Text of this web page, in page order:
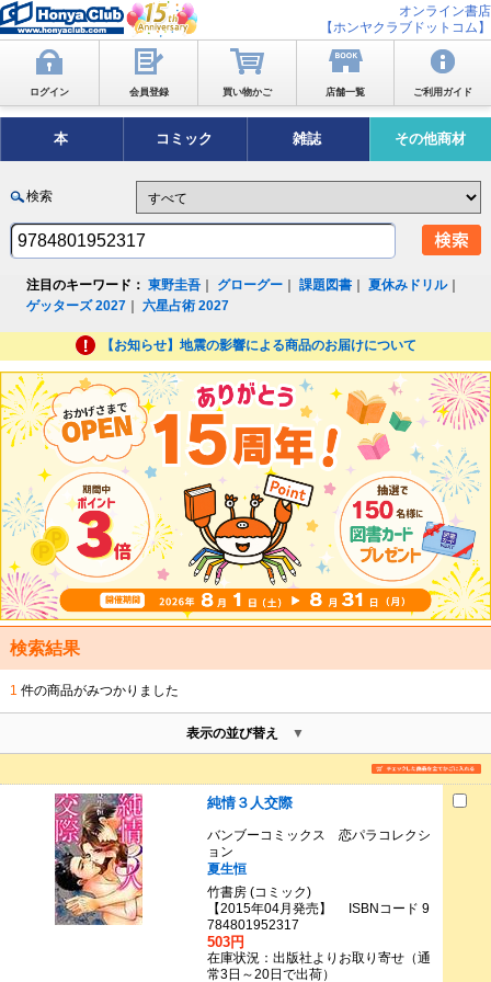
オンライン書店
【ホンヤクラブドットコム】
ログイン 会員登録 買い物かご 店舗一覧 ご利用ガイド
本 コミック 雑誌 その他商材
検索
注目のキーワード： 東野圭吾 グローグー ｜課題図書 ｜夏休みドリル｜
ゲッターズ 2027 ｜六星占術 2027
【お知らせ】地震の影響による商品のお届けについて
検索結果
1 件の商品がみつかりました
表示の並び替え
純情３人交際
バンブーコミックス 恋パラコレクシ
ョン
夏生恒
竹書房 (コミック)
【2015年04月発売】 ISBNコード 9
784801952317
503円
在庫状況：出版社よりお取り寄せ（通
常3日～20日で出荷）